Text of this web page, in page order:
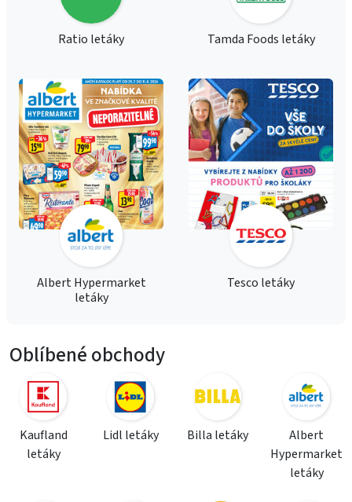
Ratio letáky Tamda Foods letáky
Albert Hypermarket
letáky
Tesco letáky
Oblíbené obchody
Kaufland
letáky
Lidl letáky Billa letáky
Albert
Hypermarket
letáky